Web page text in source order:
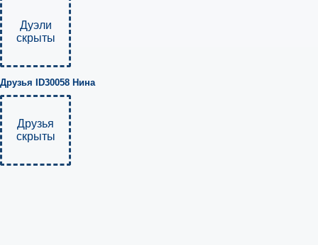
Дуэли
скрыты
Друзья ID30058 Нина
Друзья
скрыты